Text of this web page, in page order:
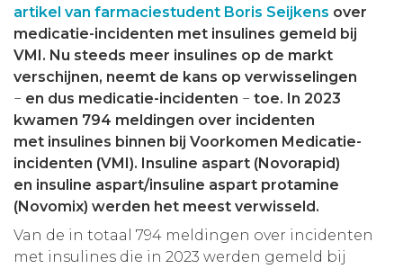
Toegang leeromgeving
artikel van farmaciestudent Boris Seijkens over
medicatie-incidenten met insulines gemeld bij
VMI. Nu steeds meer insulines op de markt
verschijnen, neemt de kans op verwisselingen
− en dus medicatie-incidenten − toe. In 2023
kwamen 794 meldingen over incidenten
met insulines binnen bij Voorkomen Medicatie-
incidenten (VMI). Insuline aspart (Novorapid)
en insuline aspart/insuline aspart protamine
(Novomix) werden het meest verwisseld.
Van de in totaal 794 meldingen over incidenten
met insulines die in 2023 werden gemeld bij